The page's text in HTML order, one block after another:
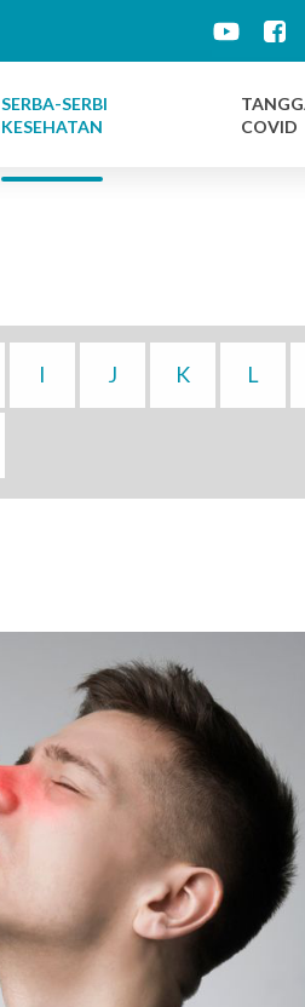
SERBA-SERBI
KESEHATAN
COVID
I J K L